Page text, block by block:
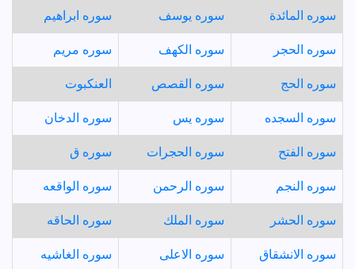
سوره المائدة سوره یوسف سوره ابراهیم
سوره الحجر سوره الکهف سوره مریم
سوره الحج سوره القصص العنكبوت
سوره السجده سوره یس سوره الدخان
سوره الفتح سوره الحجرات سوره ق
سوره النجم سوره الرحمن سوره الواقعه
سوره الحشر سوره الملك سوره الحاقه
سوره الانشقاق سوره الاعلی سوره الغاشیه